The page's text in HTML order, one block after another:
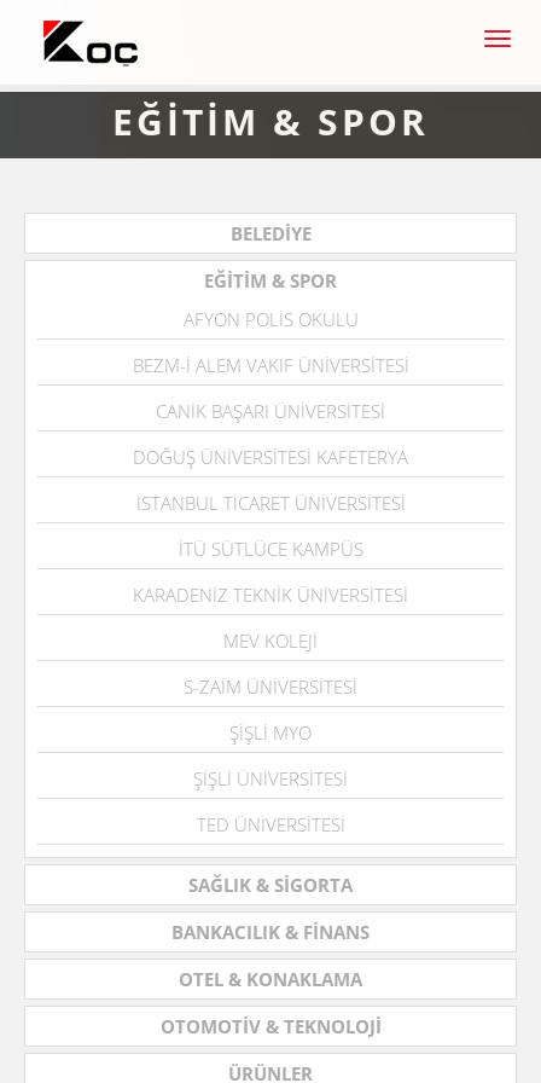
EĞİTİM & SPOR
BELEDİYE
EĞİTİM & SPOR
AFYON POLİS OKULU
BEZM-İ ALEM VAKIF ÜNİVERSİTESİ
CANİK BAŞARI ÜNİVERSİTESİ
DOĞUŞ ÜNİVERSİTESİ KAFETERYA
İSTANBUL TİCARET ÜNİVERSİTESİ
İTÜ SÜTLÜCE KAMPÜS
KARADENİZ TEKNİK ÜNİVERSİTESİ
MEV KOLEJİ
S-ZAİM ÜNİVERSİTESİ
ŞİŞLİ MYO
ŞİŞLİ ÜNİVERSİTESİ
TED ÜNİVERSİTESİ
SAĞLIK & SİGORTA
BANKACILIK & FİNANS
OTEL & KONAKLAMA
OTOMOTİV & TEKNOLOJİ
ÜRÜNLER